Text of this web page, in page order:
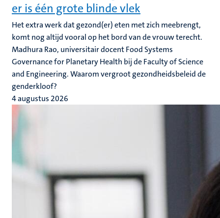
er is één grote blinde vlek
Het extra werk dat gezond(er) eten met zich meebrengt,
komt nog altijd vooral op het bord van de vrouw terecht.
Madhura Rao, universitair docent Food Systems
Governance for Planetary Health bij de Faculty of Science
and Engineering. Waarom vergroot gezondheidsbeleid de
genderkloof?
4 augustus 2026